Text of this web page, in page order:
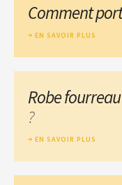
Comment
EN SAVOIR PLUS
Robe
?
EN SAVOIR PLUS